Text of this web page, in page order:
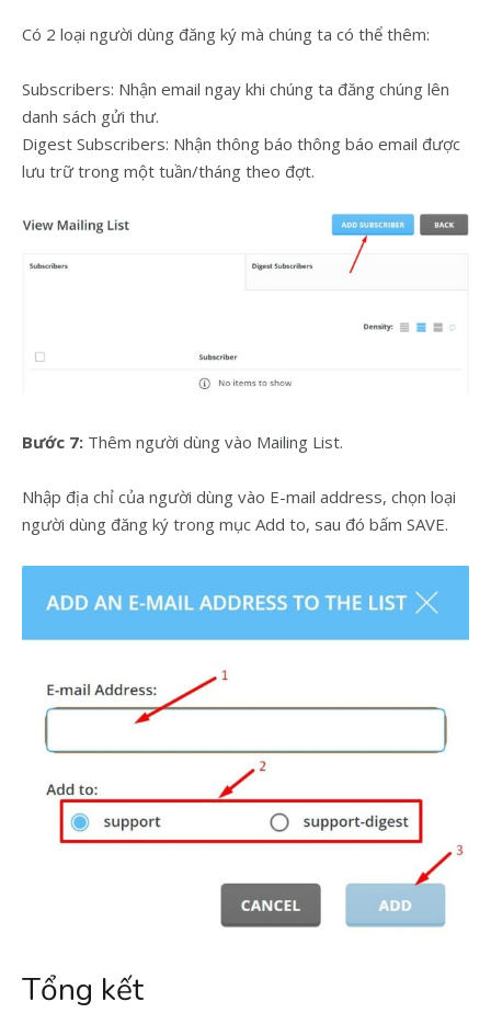
Có 2 loại người dùng đăng ký mà chúng ta có thể thêm:
Subscribers: Nhận email ngay khi chúng ta đăng chúng lên
danh sách gửi thư.
Digest Subscribers: Nhận thông báo thông báo email được
lưu trữ trong một tuần/tháng theo đợt.
Bước 7: Thêm người dùng vào Mailing List.
Nhập địa chỉ của người dùng vào E-mail address, chọn loại
người dùng đăng ký trong mục Add to, sau đó bấm SAVE.
Tổng kết